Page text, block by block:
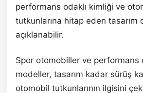
performans odaklı kimliği ve
tutkunlarına hitap eden tasarım
açıklanabilir.
Spor otomobiller ve performans
modeller, tasarım kadar sürüş
otomobil tutkunlarının ilgisini